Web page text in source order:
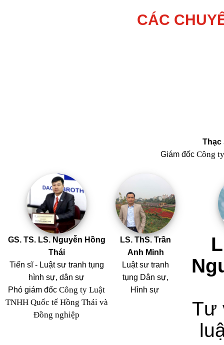
CÁC
Thạc
Giám đốc Công
GS. TS. LS. Nguyễn Hồng
Thái
Tiến sĩ - Luật sư tranh tụng
hình sự, dân sự
Phó giám đốc Công ty Luật
TNHH Quốc tế Hồng Thái và
Đồng nghiệp
LS. ThS. Trần
Anh Minh
Luật sư tranh
tụng Dân sự,
Hình sự
Tư